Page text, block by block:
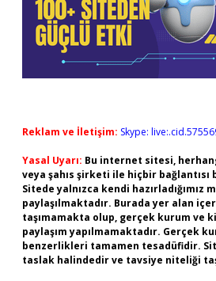
Reklam ve İletişim: Skype:
Yasal Uyarı: Bu internet sitesi,
veya şahıs şirketi ile hiçbir bağlantısı
Sitede yalnızca kendi hazırladığımız
paylaşılmaktadır. Burada yer alan
taşımamakta olup, gerçek kurum ve
paylaşım yapılmamaktadır. Gerçek
benzerlikleri tamamen tesadüfidir.
taslak halindedir ve tavsiye niteliği